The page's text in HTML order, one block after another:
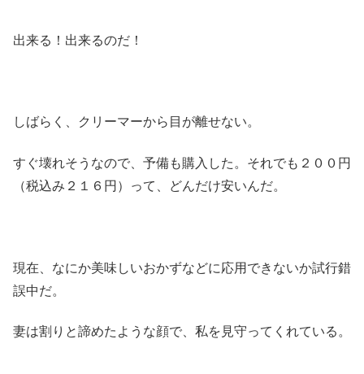
出来る！出来るのだ！
しばらく、クリーマーから目が離せない。
すぐ壊れそうなので、予備も購入した。それでも２００円
（税込み２１６円）って、どんだけ安いんだ。
現在、なにか美味しいおかずなどに応用できないか試行錯
誤中だ。
妻は割りと諦めたような顔で、私を見守ってくれている。